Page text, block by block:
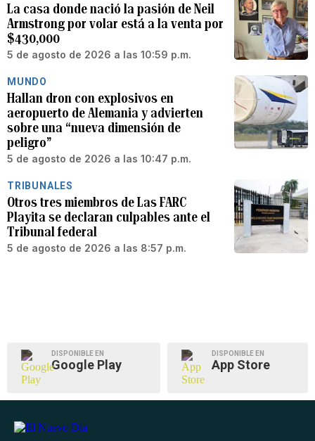
La casa donde nació la pasión de Neil
Armstrong por volar está a la venta por
$430,000
5 de agosto de 2026 a las 10:59 p.m.
MUNDO
Hallan dron con explosivos en
aeropuerto de Alemania y advierten
sobre una “nueva dimensión de
peligro”
5 de agosto de 2026 a las 10:47 p.m.
TRIBUNALES
Otros tres miembros de Las FARC
Playita se declaran culpables ante el
Tribunal federal
5 de agosto de 2026 a las 8:57 p.m.
DISPONIBLE EN
Google Play
DISPONIBLE EN
App Store